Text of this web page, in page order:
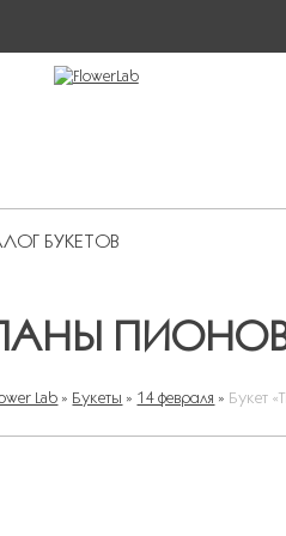
БУКЕТОВ
Lab » Букеты » 14 февраля » Букет